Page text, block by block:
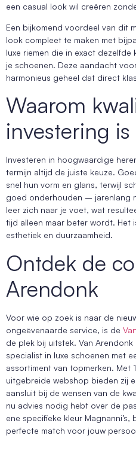
een casual look wil creëren
Een bijkomend voordeel van dit
look compleet te maken met
luxe riemen die in exact
je schoenen. Deze aandacht
harmonieus geheel dat direct
Waarom
investering is
Investeren in hoogwaardige
termijn altijd de juiste keuze.
snel hun vorm en glans, terwijl
goed onderhouden – jarenlang
leer zich naar je voet, wat
tijd alleen maar beter wordt. Het
esthetiek en duurzaamheid.
Ontdek de
Arendonk
Voor wie op zoek is naar de
ongeëvenaarde service, is de
de plek bij uitstek. Van
specialist in luxe schoenen met
assortiment van topmerken. Met
uitgebreide webshop bieden zij
aansluit bij de wensen van de
nu advies nodig hebt over de
ene specifieke kleur
perfecte match voor jouw